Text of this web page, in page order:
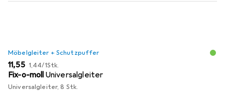
Möbelgleiter + Schutzpuffer
EUR
11,55 EUR
1,44/1Stk.
Fix-o-moll Universalgleiter
Universalgleiter, 8 Stk.